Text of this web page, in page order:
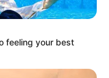
feeling your best